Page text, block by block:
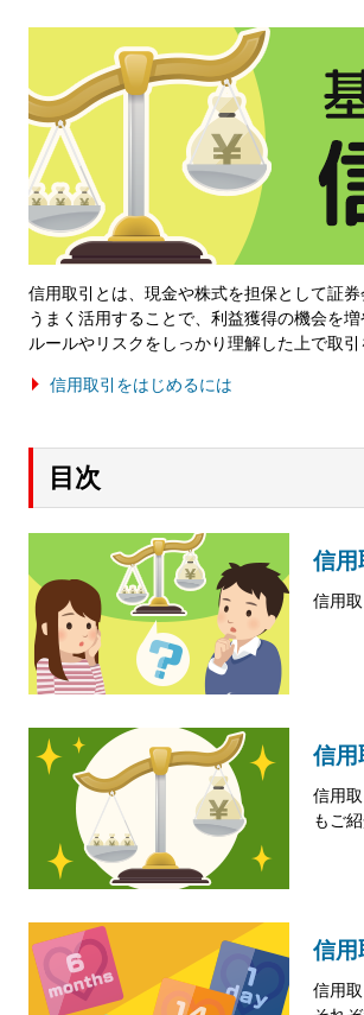
信用取引とは、現金や株式を担保として証
うまく活用することで、利益獲得の機会を
ルールやリスクをしっかり理解した上で取
信用取引をはじめるには
目次
信用
信用
信用
信用
もご
信用
信用